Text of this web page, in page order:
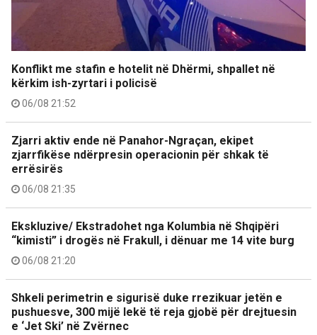
Konflikt me stafin e hotelit në Dhërmi, shpallet në
kërkim ish-zyrtari i policisë
06/08 21:52
Zjarri aktiv ende në Panahor-Ngraçan, ekipet
zjarrfikëse ndërpresin operacionin për shkak të
errësirës
06/08 21:35
Ekskluzive/ Ekstradohet nga Kolumbia në Shqipëri
“kimisti” i drogës në Frakull, i dënuar me 14 vite burg
06/08 21:20
Shkeli perimetrin e sigurisë duke rrezikuar jetën e
pushuesve, 300 mijë lekë të reja gjobë për drejtuesin
e ‘Jet Ski’ në Zvërnec